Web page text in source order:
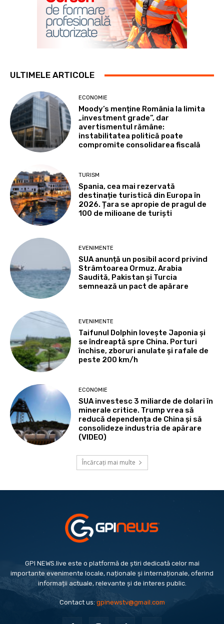
ULTIMELE ARTICOLE
ECONOMIE
Moody’s menține România la limita
„investment grade”, dar
avertismentul rămâne:
instabilitatea politică poate
compromite consolidarea fiscală
TURISM
Spania, cea mai rezervată
destinație turistică din Europa în
2026. Țara se apropie de pragul de
100 de milioane de turiști
EVENIMENTE
SUA anunță un posibil acord privind
Strâmtoarea Ormuz. Arabia
Saudită, Pakistan și Turcia
semnează un pact de apărare
EVENIMENTE
Taifunul Dolphin lovește Japonia și
se îndreaptă spre China. Porturi
închise, zboruri anulate și rafale de
peste 200 km/h
ECONOMIE
SUA investesc 3 miliarde de dolari în
minerale critice. Trump vrea să
reducă dependența de China și să
consolideze industria de apărare
(VIDEO)
Încărcați mai multe
GPI NEWS.live este o platformă de știri dedicată celor mai
importante evenimente locale, naționale și internaționale, oferind
informații actuale, relevante și de interes public.
Contact us:gpinewstv@gmail.com